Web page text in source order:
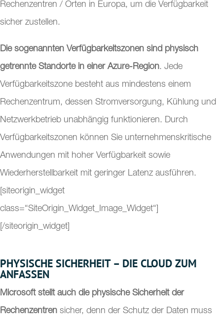
Rechenzentren / Orten in Europa, um die Verfügbarkeit
sicher zustellen.
Die sogenannten Verfügbarkeitszonen sind physisch
getrennte Standorte in einer Azure-Region. Jede
Verfügbarkeitszone besteht aus mindestens einem
Rechenzentrum, dessen Stromversorgung, Kühlung und
Netzwerkbetrieb unabhängig funktionieren. Durch
Verfügbarkeitszonen können Sie unternehmenskritische
Anwendungen mit hoher Verfügbarkeit sowie
Wiederherstellbarkeit mit geringer Latenz ausführen.
[siteorigin_widget
class=“SiteOrigin_Widget_Image_Widget“]
[/siteorigin_widget]
PHYSISCHE SICHERHEIT – DIE CLOUD ZUM
ANFASSEN
Microsoft stellt auch die physische Sicherheit der
Rechenzentren sicher, denn der Schutz der Daten muss